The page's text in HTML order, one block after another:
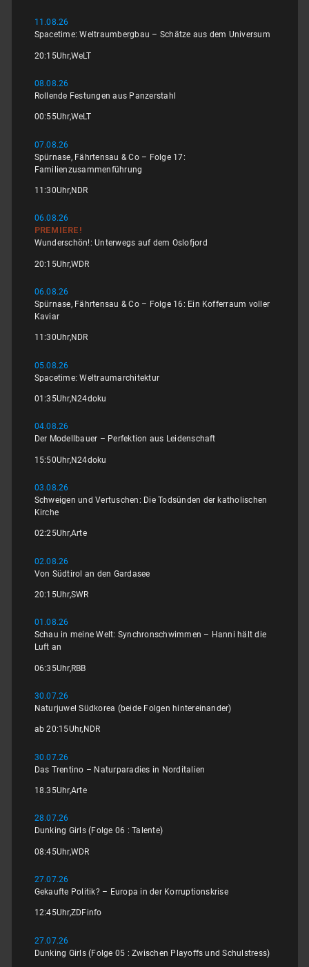
11.08.26
Spacetime: Weltraumbergbau – Schätze aus dem Universum
20:15Uhr,WeLT
08.08.26
Rollende Festungen aus Panzerstahl
00:55Uhr,WeLT
07.08.26
Spürnase, Fährtensau & Co – Folge 17:
Familienzusammenführung
11:30Uhr,NDR
06.08.26
PREMIERE!
Wunderschön!: Unterwegs auf dem Oslofjord
20:15Uhr,WDR
06.08.26
Spürnase, Fährtensau & Co – Folge 16: Ein Kofferraum voller
Kaviar
11:30Uhr,NDR
05.08.26
Spacetime: Weltraumarchitektur
01:35Uhr,N24doku
04.08.26
Der Modellbauer – Perfektion aus Leidenschaft
15:50Uhr,N24doku
03.08.26
Schweigen und Vertuschen: Die Todsünden der katholischen
Kirche
02:25Uhr,Arte
02.08.26
Von Südtirol an den Gardasee
20:15Uhr,SWR
01.08.26
Schau in meine Welt: Synchronschwimmen – Hanni hält die
Luft an
06:35Uhr,RBB
30.07.26
Naturjuwel Südkorea (beide Folgen hintereinander)
ab 20:15Uhr, NDR
30.07.26
Das Trentino – Naturparadies in Norditalien
18.35Uhr,Arte
28.07.26
Dunking Girls (Folge 06 : Talente)
08:45Uhr,WDR
27.07.26
Gekaufte Politik? – Europa in der Korruptionskrise
12:45Uhr,ZDFinfo
27.07.26
Dunking Girls (Folge 05 : Zwischen Playoffs und Schulstress)